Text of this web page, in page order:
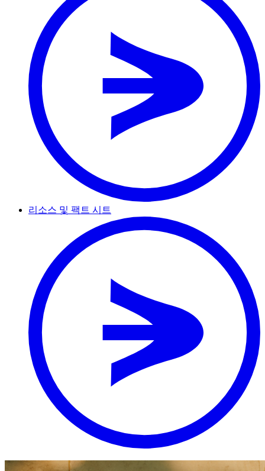
리소스 및 팩트 시트